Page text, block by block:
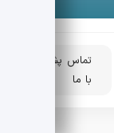
تماس
با ما
پشتیبانی